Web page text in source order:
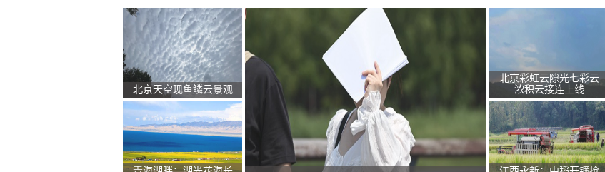
北京天空现鱼鳞云景观
北京彩虹云隙光七彩云
浓积云接连上线